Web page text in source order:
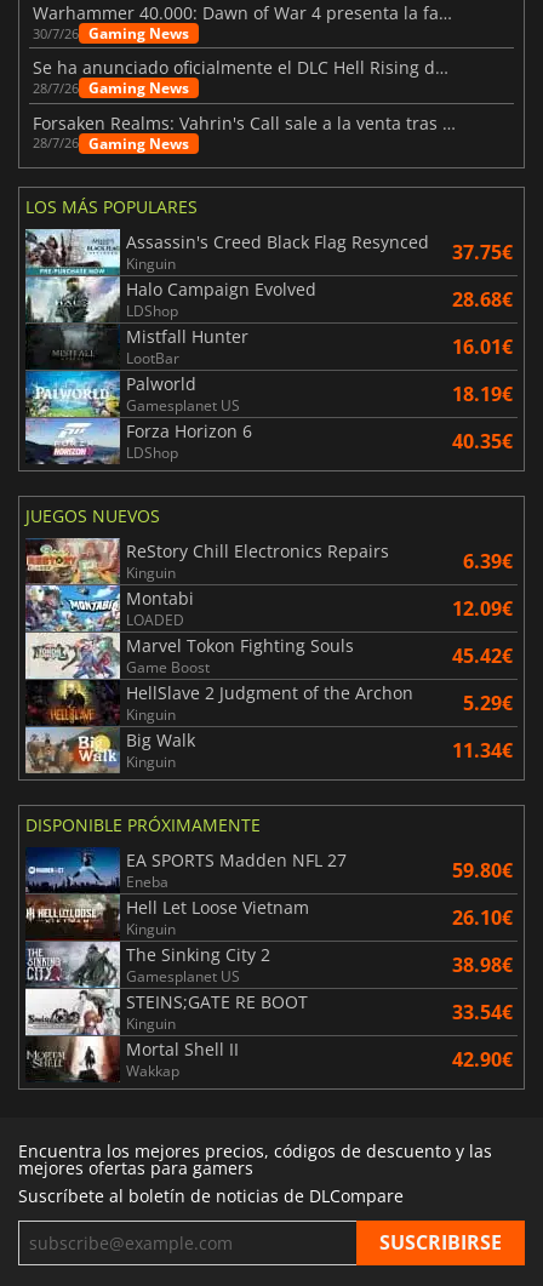
Warhammer 40.000: Dawn of War 4 presenta la facción de los Necrones
30/7/26 Gaming News
Se ha anunciado oficialmente el DLC Hell Rising de Nioh 3
28/7/26 Gaming News
Forsaken Realms: Vahrin's Call sale a la venta tras una década
28/7/26 Gaming News
LOS MÁS POPULARES
Assassin's Creed Black Flag Resynced
Kinguin 37.75€
Halo Campaign Evolved
LDShop 28.68€
Mistfall Hunter
LootBar 16.01€
Palworld
Gamesplanet US 18.19€
Forza Horizon 6
LDShop 40.35€
JUEGOS NUEVOS
ReStory Chill Electronics Repairs
Kinguin 6.39€
Montabi
LOADED 12.09€
Marvel Tokon Fighting Souls
Game Boost 45.42€
HellSlave 2 Judgment of the Archon
Kinguin 5.29€
Big Walk
Kinguin 11.34€
DISPONIBLE PRÓXIMAMENTE
EA SPORTS Madden NFL 27
Eneba 59.80€
Hell Let Loose Vietnam
Kinguin 26.10€
The Sinking City 2
Gamesplanet US 38.98€
STEINS;GATE RE BOOT
Kinguin 33.54€
Mortal Shell II
Wakkap 42.90€
Encuentra los mejores precios, códigos de descuento y las
mejores ofertas para gamers
Suscríbete al boletín de noticias de DLCompare